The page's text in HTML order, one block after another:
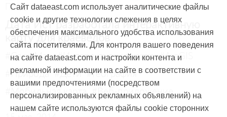
Продукты и услуги
Дата Ист разработала интерактивную
карту для краеведов
#CarryMap #Интерактивная карта #ArcGIS
#Природа #Дети #География
#Мобильная карта #Веб-приложение
Сайт dataeast.com использует аналитические файлы
cookie и другие технологии слежения в целях
обеспечения максимального удобства использования
сайта посетителями. Для контроля вашего поведения
на сайте dataeast.com и настройки контента и
рекламной информации на сайте в соответствии с
вашими предпочтениями (посредством
персонализированных рекламных объявлений) на
нашем сайте используются файлы cookie сторонних